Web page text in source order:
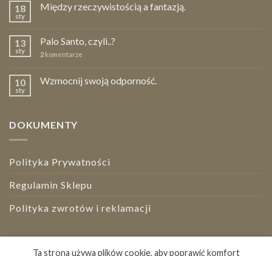
18
sty
Między rzeczywistością a fantazją.
13
sty
Palo Santo, czyli..?
2 komentarze
10
sty
Wzmocnij swoją odporność.
DOKUMENTY
Polityka Prywatności
Regulamin Sklepu
Polityka zwrotów i reklamacji
Bezpieczne płatności
Ta strona używa plików cookie, aby poprawić komfort